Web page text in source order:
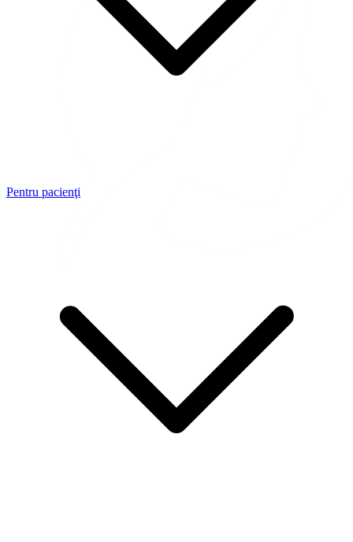
Pentru pacienţi